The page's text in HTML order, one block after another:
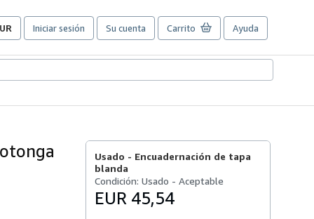
Iniciar sesión Su cuenta Carrito Ayuda
Usado - Encuadernación de tapa
blanda
Condición: Usado - Aceptable
EUR 45,54